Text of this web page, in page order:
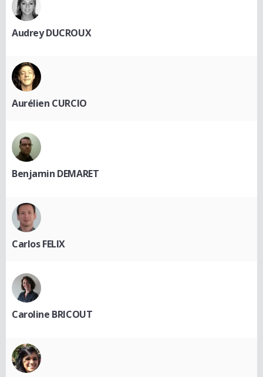
Audrey DUCROUX
Aurélien CURCIO
Benjamin DEMARET
Carlos FELIX
Caroline BRICOUT